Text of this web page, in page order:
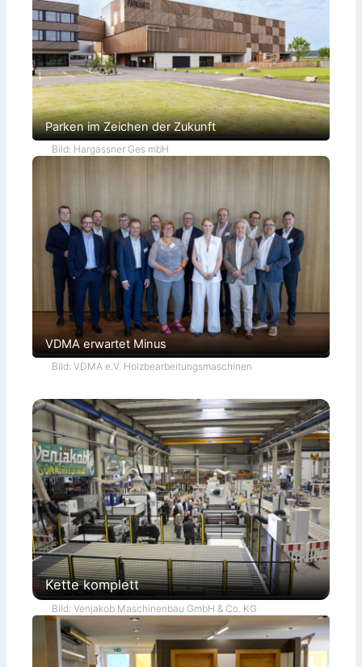
e
t
Parken im Zeichen der Zukunft
Bild: Hargassner Ges mbH
VDMA erwartet Minus
Bild: VDMA e.V. Holzbearbeitungsmaschinen
Kette komplett
Bild: Venjakob Maschinenbau GmbH & Co. KG